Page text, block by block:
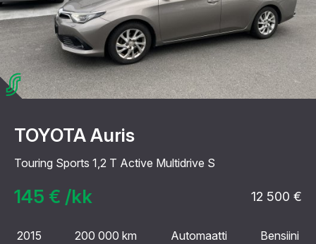
TOYOTA Auris
Touring Sports 1,2 T Active Multidrive S
145 € /kk 12 500 €
2015 200 000 km Automaatti Bensiini